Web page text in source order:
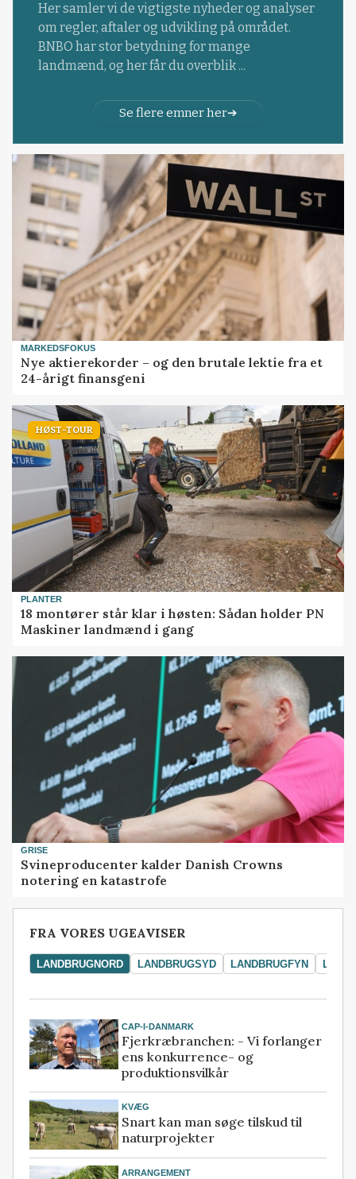
Her samler vi de vigtigste nyheder og analyser
om regler, aftaler og udvikling på området.
BNBO har stor betydning for mange
landmænd, og her får du overblik ...
Se flere emner her
MARKEDSFOKUS
Nye aktierekorder – og den brutale lektie fra et
24-årigt finansgeni
HØST-TOUR
PLANTER
18 montører står klar i høsten: Sådan holder PN
Maskiner landmænd i gang
GRISE
Svineproducenter kalder Danish Crowns
notering en katastrofe
FRA VORES UGEAVISER
LANDBRUGNORD LANDBRUGSYD LANDBRUGFYN
CAP-I-DANMARK
Fjerkræbranchen: - Vi forlanger
ens konkurrence- og
produktionsvilkår
KVÆG
Snart kan man søge tilskud til
naturprojekter
ARRANGEMENT